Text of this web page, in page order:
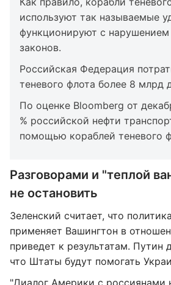
используют так называемые
функционируют с
законов.
Российская Федерация
теневого флота более 8 млрд
По оценке Bloomberg от
% российской нефти
помощью кораблей теневого
Разговорами и "теплой
не остановить
Зеленский считает, что
применяет Вашингтон в
приведет к результатам. Путин
что Штаты будут помогать
"Диалог Америки с россиянами